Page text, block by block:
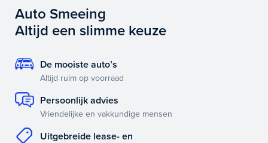
Auto Smeeing
Altijd een slimme keuze
De mooiste auto’s
Altijd ruim op voorraad
Persoonlijk advies
Vriendelijke en vakkundige mensen
Uitgebreide lease- en